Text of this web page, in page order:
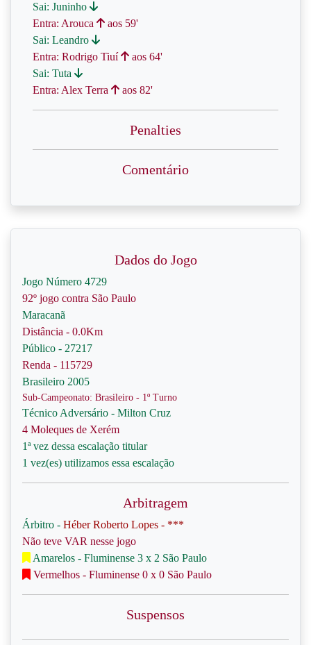
Sai: Juninho
Entra: Arouca
aos 59'
Sai: Leandro
Entra: Rodrigo Tiuí
aos 64'
Sai: Tuta
Entra: Alex Terra
aos 82'
Penalties
Comentário
Dados do Jogo
Jogo Número 4729
92º jogo contra São Paulo
Maracanã
Distância - 0.0Km
Público - 27217
Renda - 115729
Brasileiro 2005
Sub-Campeonato: Brasileiro - 1º Turno
Técnico Adversário - Milton Cruz
4 Moleques de Xerém
1ª vez dessa escalação titular
1 vez(es) utilizamos essa escalação
Arbitragem
Árbitro - Héber Roberto Lopes - ***
Não teve VAR nesse jogo
Amarelos - Fluminense 3 x 2 São Paulo
Vermelhos - Fluminense 0 x 0 São Paulo
Suspensos